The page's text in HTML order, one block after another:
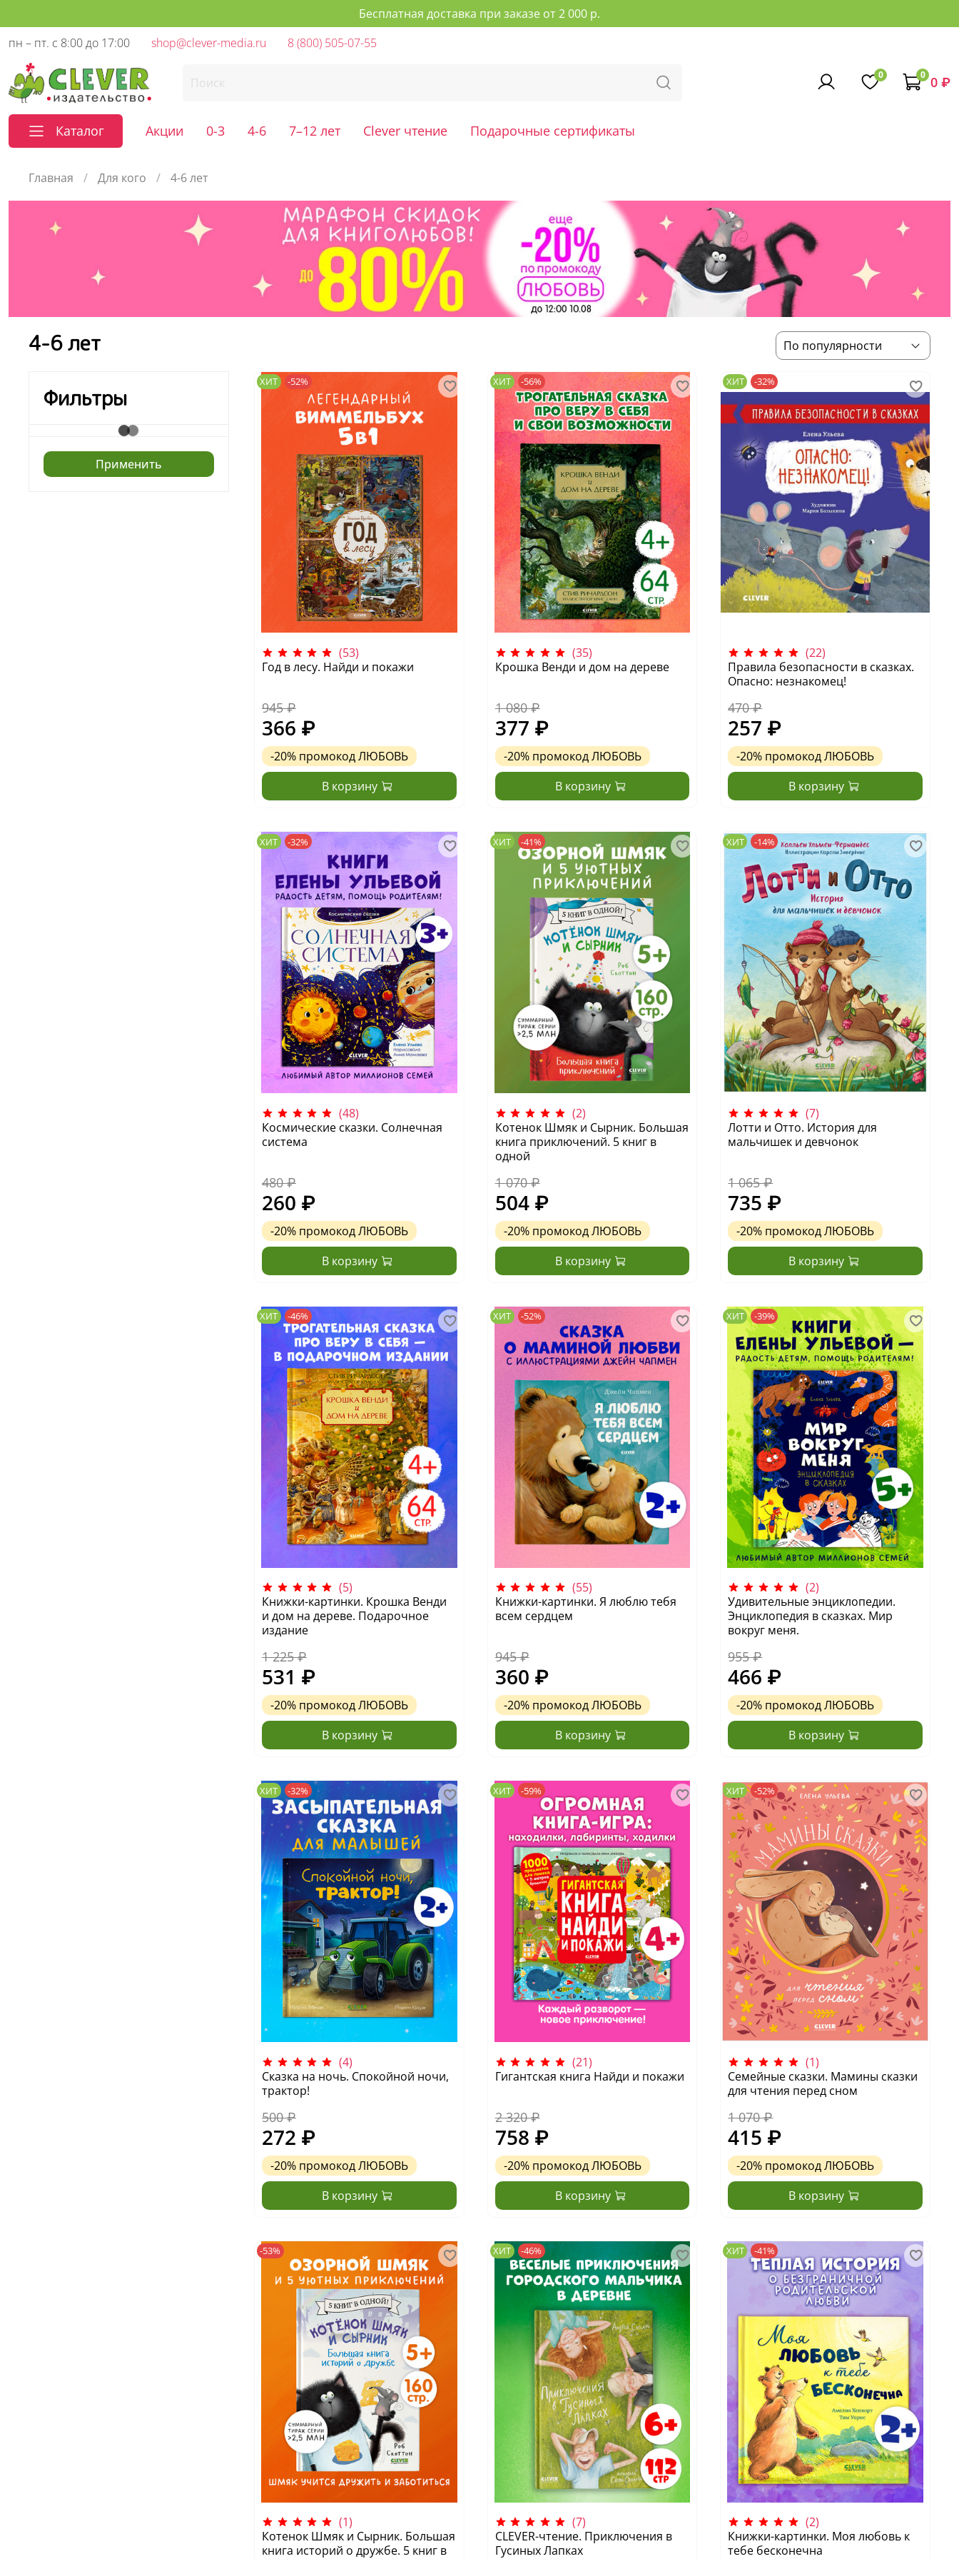
Бесплатная доставка при заказе от 2 000 р.
пн – пт. с 8:00 до 17:00
shop@clever-media.ru 8 (800) 505-07-55
0 0 0 ₽
Каталог Акции 0-3 4-6 7–12 лет Clever чтение Подарочные сертификаты
Главная Для кого 4-6 лет
4-6 лет
ХИТ -52%
(53)
Год в лесу. Найди и покажи
945 ₽
366 ₽
-20% промокодЛЮБОВЬ
В корзину
ХИТ -56%
(35)
Крошка Венди и дом на дереве
1 080 ₽
377 ₽
-20% промокодЛЮБОВЬ
В корзину
ХИТ -32%
(22)
Правила безопасности в сказках.
Опасно: незнакомец!
470 ₽
257 ₽
-20% промокодЛЮБОВЬ
В корзину
ХИТ -32%
(48)
Космические сказки. Солнечная
система
480 ₽
260 ₽
-20% промокодЛЮБОВЬ
В корзину
ХИТ -41%
(2)
Котенок Шмяк и Сырник. Большая
книга приключений. 5 книг в
одной
1 070 ₽
504 ₽
-20% промокодЛЮБОВЬ
В корзину
ХИТ -14%
(7)
Лотти и Отто. История для
мальчишек и девчонок
1 065 ₽
735 ₽
-20% промокодЛЮБОВЬ
В корзину
ХИТ -46%
(5)
Книжки-картинки. Крошка Венди
и дом на дереве. Подарочное
издание
1 225 ₽
531 ₽
-20% промокодЛЮБОВЬ
В корзину
ХИТ -52%
(55)
Книжки-картинки. Я люблю тебя
всем сердцем
945 ₽
360 ₽
-20% промокодЛЮБОВЬ
В корзину
ХИТ -39%
(2)
Удивительные энциклопедии.
Энциклопедия в сказках. Мир
вокруг меня.
955 ₽
466 ₽
-20% промокодЛЮБОВЬ
В корзину
ХИТ -32%
(4)
Сказка на ночь. Спокойной ночи,
трактор!
500 ₽
272 ₽
-20% промокодЛЮБОВЬ
В корзину
ХИТ -59%
(21)
Гигантская книга Найди и покажи
2 320 ₽
758 ₽
-20% промокодЛЮБОВЬ
В корзину
ХИТ -52%
(1)
Cемейные сказки. Мамины сказки
для чтения перед сном
1 070 ₽
415 ₽
-20% промокодЛЮБОВЬ
В корзину
-53%
(1)
Котенок Шмяк и Сырник. Большая
книга историй о дружбе. 5 книг в
ХИТ -46%
(7)
CLEVER-чтение. Приключения в
Гусиных Лапках
ХИТ -41%
(2)
Книжки-картинки. Моя любовь к
тебе бесконечна
Фильтры
Применить